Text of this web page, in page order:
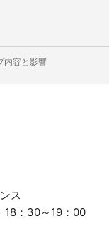
内容と影響
ス
18：30～19：00